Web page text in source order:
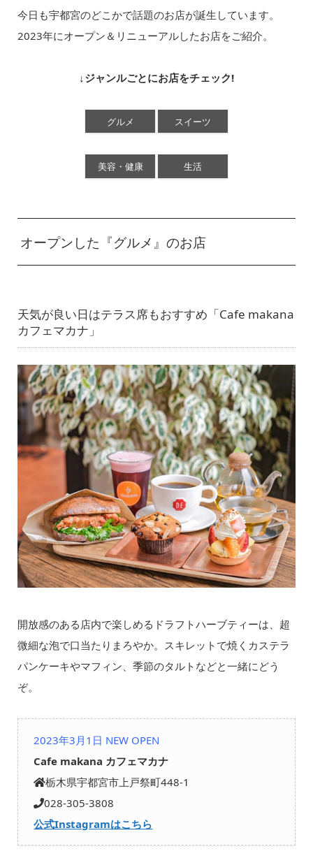
今日も宇都宮のどこかで話題のお店が誕生しています。
2023年にオープン＆リニューアルしたお店をご紹介。
↓ジャンルごとにお店をチェック!
グルメ スイーツ
美容・健康 生活
オープンした『グルメ』のお店
天気が良い日はテラス席もおすすめ「Cafe makana
カフェマカナ」
開放感のある店内で楽しめるドラフトハーブティーは、超
微細な泡で口当たりまろやか。スキレットで焼くカステラ
パンケーキやマフィン、季節のタルトなどと一緒にどう
ぞ。
2023年3月1日 NEW OPEN
Cafe makana カフェマカナ
栃木県宇都宮市上戸祭町448-1
028-305-3808
公式Instagramはこちら